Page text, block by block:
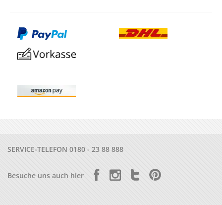
SERVICE-TELEFON 0180 - 23 88 888
Besuche uns auch hier